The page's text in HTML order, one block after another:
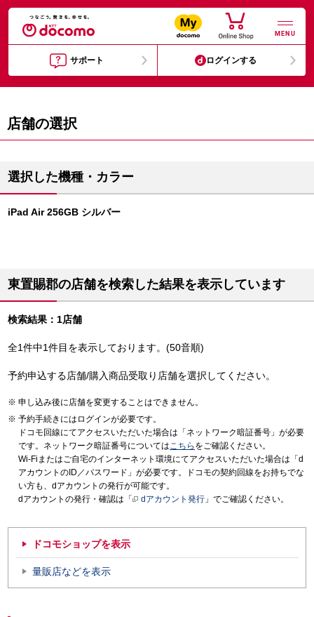
MENU
サポート ログインする
店舗の選択
選択した機種・カラー
iPad Air 256GB シルバー
東置賜郡の店舗を検索した結果を表示しています
検索結果：1店舗
全1件中1件目を表示しております。(50音順)
予約申込する店舗/購入商品受取り店舗を選択してください。
申し込み後に店舗を変更することはできません。
予約手続きにはログインが必要です。
ドコモ回線にてアクセスいただいた場合は「ネットワーク暗証番号」が必要
です。ネットワーク暗証番号についてはこちら をご確認ください。
Wi-Fiまたはご自宅のインターネット環境にてアクセスいただいた場合は「d
アカウントのID／パスワード」が必要です。ドコモの契約回線をお持ちでな
い方も、dアカウントの発行が可能です。
dアカウントの発行・確認は「
dアカウント発行 」でご確認ください。
ドコモショップを表示
量販店などを表示